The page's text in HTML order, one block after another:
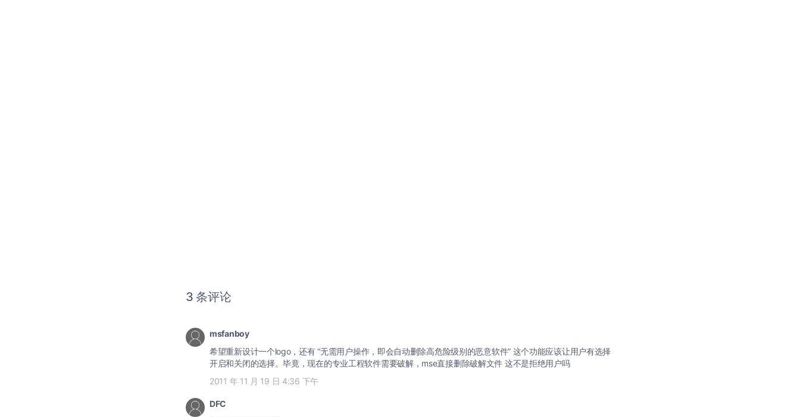
3 条评论
msfanboy
希望重新设计一个logo，还有 “无需用户操作，即会自动删除高危险级别的恶意软件” 这个功能应该让用户有选择
开启和关闭的选择。毕竟，现在的专业工程软件需要破解，mse直接删除破解文件 这不是拒绝用户吗
2011 年 11 月 19 日 4:36 下午
DFC